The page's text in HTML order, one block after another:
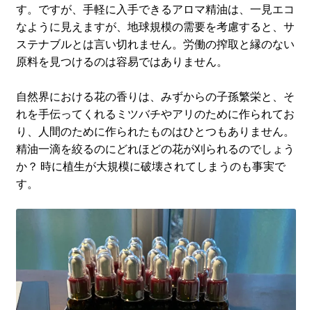
す。ですが、手軽に入手できるアロマ精油は、一見エコ
なように見えますが、地球規模の需要を考慮すると、サ
ステナブルとは言い切れません。労働の搾取と縁のない
原料を見つけるのは容易ではありません。
自然界における花の香りは、みずからの子孫繁栄と、そ
れを手伝ってくれるミツバチやアリのために作られてお
り、人間のために作られたものはひとつもありません。
精油一滴を絞るのにどれほどの花が刈られるのでしょう
か？ 時に植生が大規模に破壊されてしまうのも事実で
す。